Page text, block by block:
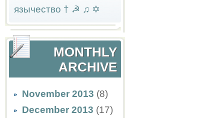
язычество † ☭ ♫ ✡
MONTHLY
ARCHIVE
November 2013 (8)
December 2013 (17)